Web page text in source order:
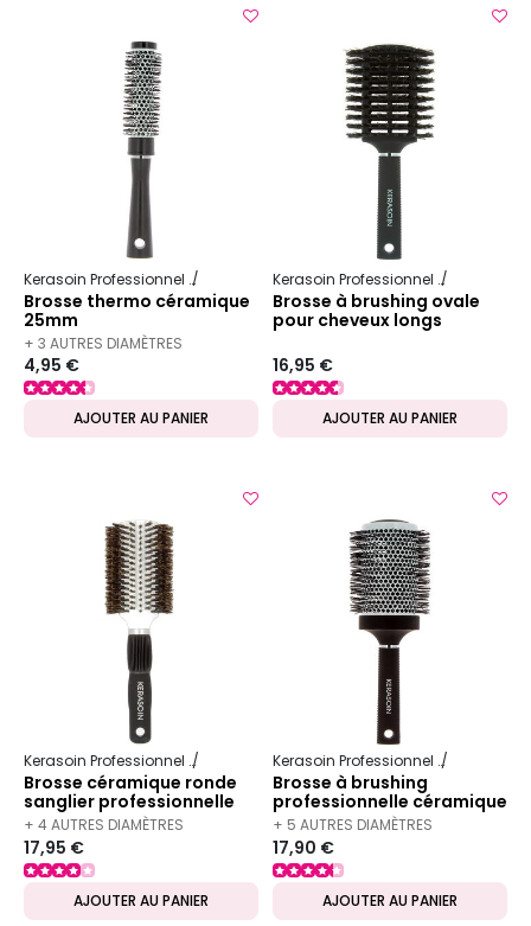
Kerasoin Professionnel Matériel Coiffure Brosse à brushing
Brosse thermo céramique
25mm
+ 3 AUTRES DIAMÈTRES
DISPONIBLES
4,95 €
AJOUTER AU PANIER
Kerasoin Professionnel
Brosse à brushing ovale
pour cheveux longs
16,95 €
AJOUTER AU PANIER
Kerasoin Professionnel Matériel Coiffure Brosse à brushing
Brosse céramique ronde
sanglier professionnelle
43mm
+ 4 AUTRES DIAMÈTRES
DISPONIBLES
17,95 €
AJOUTER AU PANIER
Kerasoin Professionnel
Brosse à brushing
professionnelle céramique
65mm
+ 5 AUTRES DIAMÈTRES
DISPONIBLES
17,90 €
AJOUTER AU PANIER